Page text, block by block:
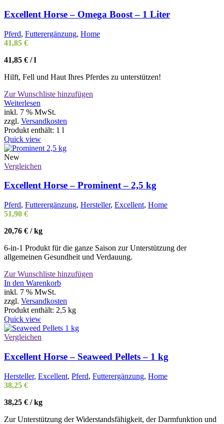
können
auf
der
Produktseite
Excellent Horse – Omega Boost – 1 Liter
Pferd, Futterergänzung, Home
41,85 €
41,85 € /l
Hilft, Fell und Haut Ihres Pferdes zu unterstützen!
Zur Wunschliste hinzufügen
Weiterlesen
inkl. 7 % MwSt.
zzgl. Versandkosten
Produkt enthält: 1 l
Quick view
New
Vergleichen
Excellent Horse – Prominent – 2,5 kg
Pferd, Futterergänzung, Hersteller, Excellent, Home
51,90 €
20,76 € /kg
6-in-1 Produkt für die ganze Saison zur Unterstützung der
allgemeinen Gesundheit und Verdauung.
Zur Wunschliste hinzufügen
In den Warenkorb
inkl. 7 % MwSt.
zzgl. Versandkosten
Produkt enthält: 2,5 kg
Quick view
Vergleichen
Excellent Horse – Seaweed Pellets – 1 kg
Hersteller, Excellent, Pferd, Futterergänzung, Home
38,25 €
38,25 € /kg
Zur Unterstützung der Widerstandsfähigkeit, der Darmfunktion und